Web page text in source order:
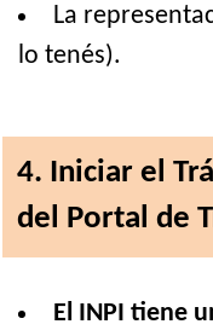
La
lo tenés).
4. Iniciar el
del Portal de
El INPI tiene